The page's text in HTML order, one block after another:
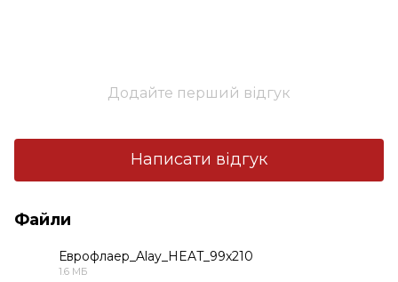
Додайте перший відгук
Написати відгук
Файли
Еврофлаер_Alay_HEAT_99x210
1.6 МБ